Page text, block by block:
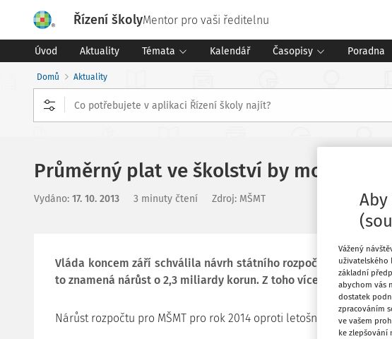
Řízení školyMentor pro vaši ředitelnu
Úvod Aktuality Témata Kalendář Časopisy Poradna
Domů Aktuality
Průměrný plat ve školství by mohl příští
Vydáno: 17. 10. 2013 3 minuty čtení Zdroj: MŠMT
Vláda koncem září schválila návrh státního rozpočtu ČR na rok
to znamená nárůst o 2,3 miliardy korun. Z toho více než
Nárůst rozpočtu pro MŠMT pro rok 2014 oproti letošnímu roku činí
Vážený
uživatelského
základní
abychom vás
dostatek
zpracováním
ve vašem
ke zlepšování